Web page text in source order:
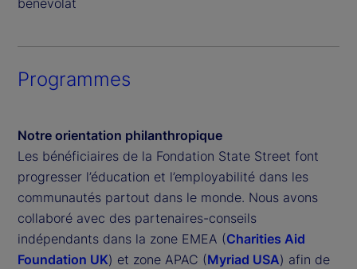
bénévolat
Programmes
Notre orientation philanthropique
Les bénéficiaires de la Fondation State Street font
progresser l’éducation et l’employabilité dans les
communautés partout dans le monde. Nous avons
collaboré avec des partenaires-conseils
indépendants dans la zone EMEA (Charities Aid
Foundation UK) et zone APAC (Myriad USA) afin de